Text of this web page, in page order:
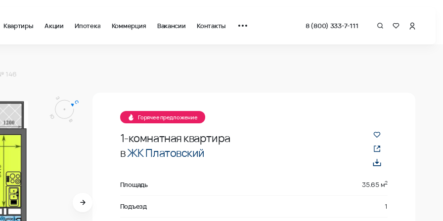
Квартиры Акции Ипотека Коммерция Вакансии Контакты 8 (800) 333-7-111
146
Горячее предложение
1-комнатная квартира
вЖК Платовский
Площадь 35.65 м2
Подъезд 1